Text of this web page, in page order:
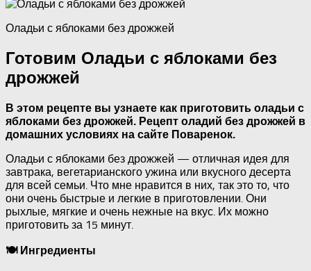
Оладьи с яблоками без дрожжей
Готовим Оладьи с яблоками без
дрожжей
В этом рецепте вы узнаете как приготовить оладьи с
яблоками без дрожжей. Рецепт оладий без дрожжей в
домашних условиях на сайте Поваренок.
Оладьи с яблоками без дрожжей — отличная идея для
завтрака, вегетарианского ужина или вкусного десерта
для всей семьи. Что мне нравится в них, так это то, что
они очень быстрые и легкие в приготовлении. Они
рыхлые, мягкие и очень нежные на вкус. Их можно
приготовить за 15 минут.
🍽 Ингредиенты